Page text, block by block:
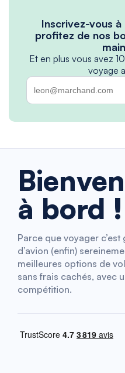
Inscrivez-vous
profitez de nos
Et en plus vous avez
voyage
à bord !
Parce que voyager
d’avion (enfin)
meilleures options de
sans frais cachés, avec
compétition.